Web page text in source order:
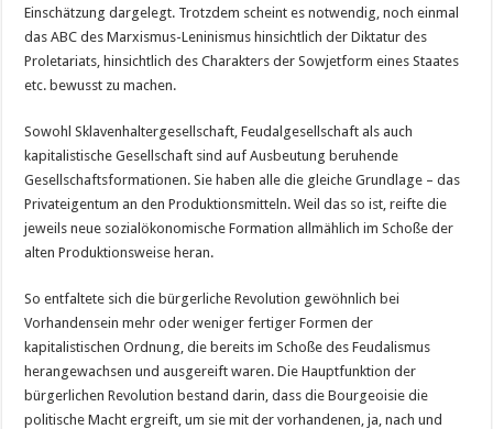
Einschätzung dargelegt. Trotzdem scheint es notwendig, noch einmal
das ABC des Marxismus-Leninismus hinsichtlich der Diktatur des
Proletariats, hinsichtlich des Charakters der Sowjetform eines Staates
etc. bewusst zu machen.
Sowohl Sklavenhaltergesellschaft, Feudalgesellschaft als auch
kapitalistische Gesellschaft sind auf Ausbeutung beruhende
Gesellschaftsformationen. Sie haben alle die gleiche Grundlage – das
Privateigentum an den Produktionsmitteln. Weil das so ist, reifte die
jeweils neue sozialökonomische Formation allmählich im Schoße der
alten Produktionsweise heran.
So entfaltete sich die bürgerliche Revolution gewöhnlich bei
Vorhandensein mehr oder weniger fertiger Formen der
kapitalistischen Ordnung, die bereits im Schoße des Feudalismus
herangewachsen und ausgereift waren. Die Hauptfunktion der
bürgerlichen Revolution bestand darin, dass die Bourgeoisie die
politische Macht ergreift, um sie mit der vorhandenen, ja, nach und